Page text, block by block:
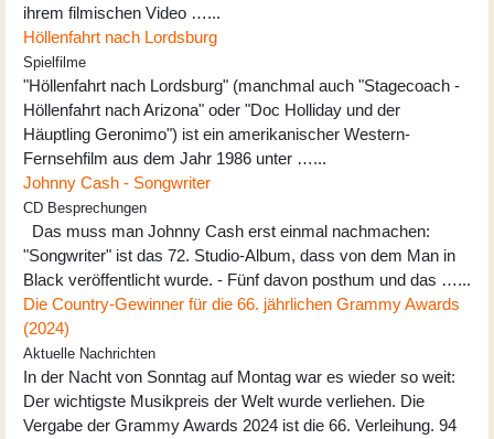
ihrem filmischen Video …...
Höllenfahrt nach Lordsburg
Spielfilme
"Höllenfahrt nach Lordsburg" (manchmal auch "Stagecoach -
Höllenfahrt nach Arizona" oder "Doc Holliday und der
Häuptling Geronimo") ist ein amerikanischer Western-
Fernsehfilm aus dem Jahr 1986 unter …...
Johnny Cash - Songwriter
CD Besprechungen
Das muss man Johnny Cash erst einmal nachmachen:
"Songwriter" ist das 72. Studio-Album, dass von dem Man in
Black veröffentlicht wurde. - Fünf davon posthum und das …...
Die Country-Gewinner für die 66. jährlichen Grammy Awards
(2024)
Aktuelle Nachrichten
In der Nacht von Sonntag auf Montag war es wieder so weit:
Der wichtigste Musikpreis der Welt wurde verliehen. Die
Vergabe der Grammy Awards 2024 ist die 66. Verleihung. 94